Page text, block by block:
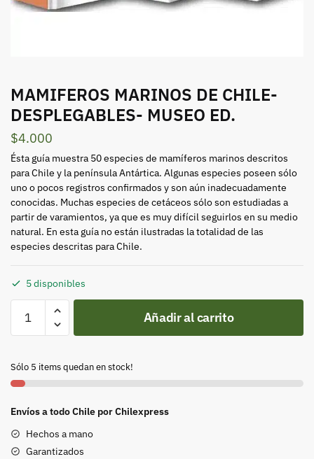
MAMIFEROS MARINOS DE CHILE-
DESPLEGABLES- MUSEO ED.
$4.000
Ésta guía muestra 50 especies de mamíferos marinos descritos
para Chile y la península Antártica. Algunas especies poseen sólo
uno o pocos registros confirmados y son aún inadecuadamente
conocidas. Muchas especies de cetáceos sólo son estudiadas a
partir de varamientos, ya que es muy difícil seguirlos en su medio
natural. En esta guía no están ilustradas la totalidad de las
especies descritas para Chile.
5 disponibles
MAMIFEROS
MARINOS
DESPLEGABLES-
MUSEO
ED.
Añadir al carrito
Sólo 5 items quedan en stock!
Envíos a todo Chile por Chilexpress
Hechos a mano
Garantizados